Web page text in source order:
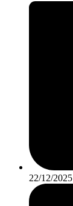
22/12/2025